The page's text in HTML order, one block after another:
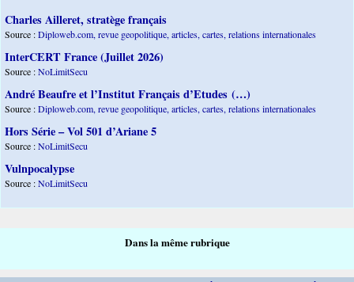
Charles Ailleret, stratège français
Source :Diploweb.com, revue geopolitique, articles, cartes, relations internationales
InterCERT France (Juillet 2026)
Source :NoLimitSecu
André Beaufre et l’Institut Français d’Etudes (…)
Source :Diploweb.com, revue geopolitique, articles, cartes, relations internationales
Hors Série – Vol 501 d’Ariane 5
Source :NoLimitSecu
Vulnpocalypse
Source :NoLimitSecu
Dans la même rubrique